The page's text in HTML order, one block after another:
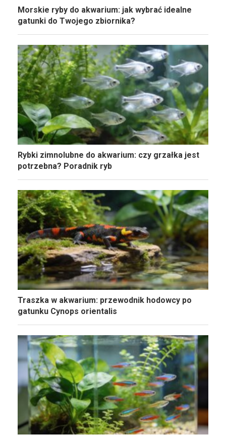
Morskie ryby do akwarium: jak wybrać idealne
gatunki do Twojego zbiornika?
Rybki zimnolubne do akwarium: czy grzałka jest
potrzebna? Poradnik ryb
Traszka w akwarium: przewodnik hodowcy po
gatunku Cynops orientalis